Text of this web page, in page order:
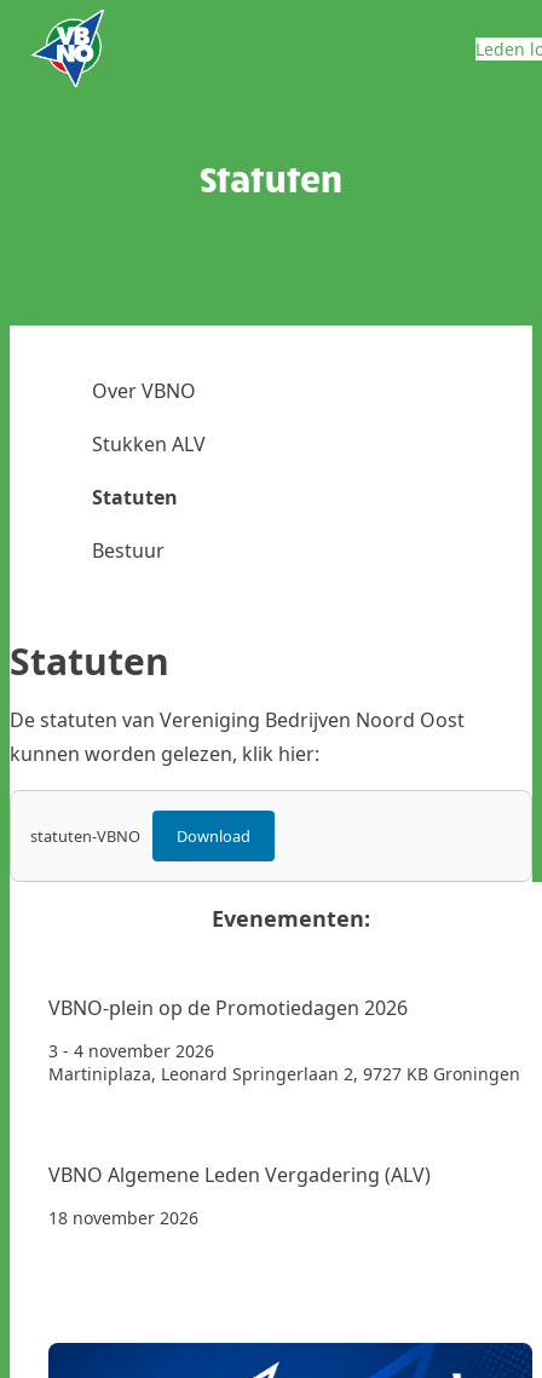
Skip to content
Leden
Statuten
Over VBNO
Stukken ALV
Statuten
Bestuur
Statuten
De statuten van Vereniging Bedrijven Noord Oost
kunnen worden gelezen, klik hier:
statuten-VBNO Download
Evenementen:
VBNO-plein op de Promotiedagen 2026
3 - 4 november 2026
Martiniplaza, Leonard Springerlaan 2, 9727 KB Groningen
VBNO Algemene Leden Vergadering (ALV)
18 november 2026